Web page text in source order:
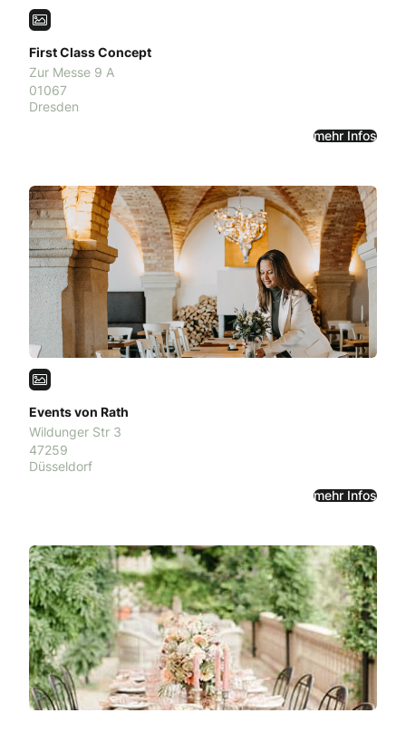
First Class Concept
Zur Messe 9 A
01067
Dresden
mehr Infos
Events von Rath
Wildunger Str 3
47259
Düsseldorf
mehr Infos